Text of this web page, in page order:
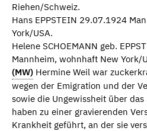
Riehen/Schweiz.
Hans EPPSTEIN 29.07.1924
York/USA.
Helene SCHOEMANN geb.
Mannheim, wohnhaft New York/
(MW) Hermine Weil war
wegen der Emigration und der
sowie die Ungewissheit über
haben zu einer gravierenden
Krankheit geführt, an der sie